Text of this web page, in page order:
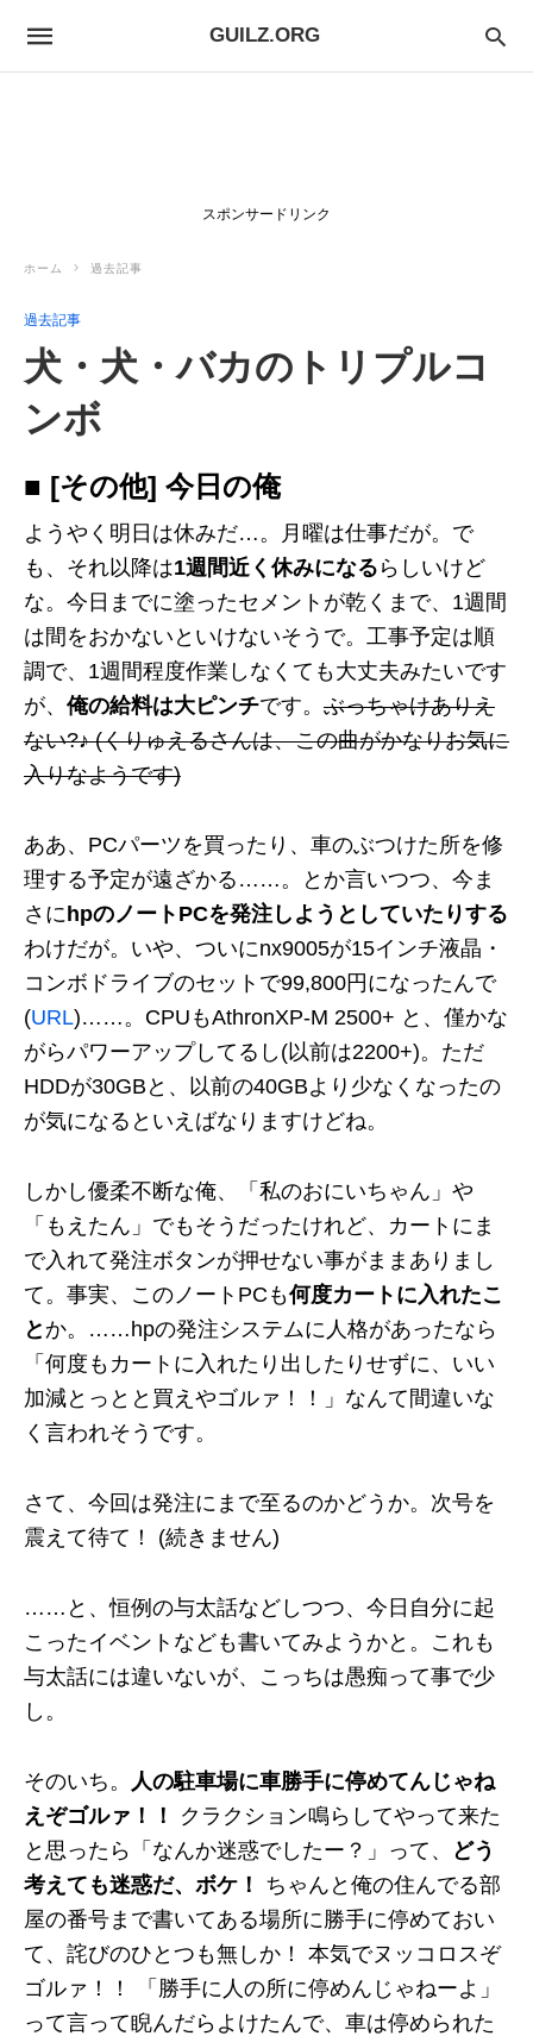
GUILZ.ORG
スポンサードリンク
ホーム 過去記事
過去記事
犬・犬・バカのトリプルコ
ンボ
■ [その他] 今日の俺
ようやく明日は休みだ…。月曜は仕事だが。で
も、それ以降は1週間近く休みになる らしいけど
な。今日までに塗ったセメントが乾くまで、1週間
は間をおかないといけないそうで。工事予定は順
調で、1週間程度作業しなくても大丈夫みたいです
が、 俺の給料は大ピンチです。 ぶっちゃけありえ
ない?♪ (くりゅえるさんは、この曲がかなりお気に
入りなようです)
ああ、PCパーツを買ったり、車のぶつけた所を修
理する予定が遠ざかる……。とか言いつつ、今ま
さに hpのノートPCを発注しようとしていたりする
わけだが。いや、ついにnx9005が15インチ液晶・
コンボドライブのセットで99,800円になったんで
(URL)……。CPUもAthronXP-M 2500+ と、僅かな
がらパワーアップしてるし(以前は2200+)。ただ
HDDが30GBと、以前の40GBより少なくなったの
が気になるといえばなりますけどね。
しかし優柔不断な俺、「私のおにいちゃん」や
「もえたん」でもそうだったけれど、カートにま
で入れて発注ボタンが押せない事がままありまし
て。事実、このノートPCも何度カートに入れたこ
とか。……hpの発注システムに人格があったなら
「何度もカートに入れたり出したりせずに、いい
加減とっとと買えやゴルァ！！」なんて間違いな
く言われそうです。
さて、今回は発注にまで至るのかどうか。次号を
震えて待て！ (続きません)
……と、恒例の与太話などしつつ、今日自分に起
こったイベントなども書いてみようかと。これも
与太話には違いないが、こっちは愚痴って事で少
し。
そのいち。 人の駐車場に車勝手に停めてんじゃね
えぞゴルァ！！
クラクション鳴らしてやって来た
と思ったら「なんか迷惑でしたー？」って、 どう
考えても迷惑だ、ボケ！
ちゃんと俺の住んでる部
屋の番号まで書いてある場所に勝手に停めておい
て、詫びのひとつも無しか！ 本気でヌッコロスぞ
ゴルァ！！ 「勝手に人の所に停めんじゃねーよ」
って言って睨んだらよけたんで、車は停められた